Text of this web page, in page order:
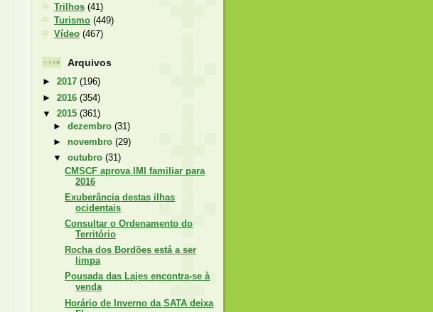
Trilhos (41)
Turismo (449)
Vídeo (467)
Arquivos
► 2017 (196)
► 2016 (354)
▼ 2015 (361)
►dezembro(31)
► novembro(29)
▼outubro(31)
CMSCF aprova IMI familiar para
2016
Exuberância destas ilhas
ocidentais
Consultar o Ordenamento do
Território
Rocha dos Bordões está a ser
limpa
Pousada das Lajes encontra-se à
venda
Horário de Inverno da SATA deixa